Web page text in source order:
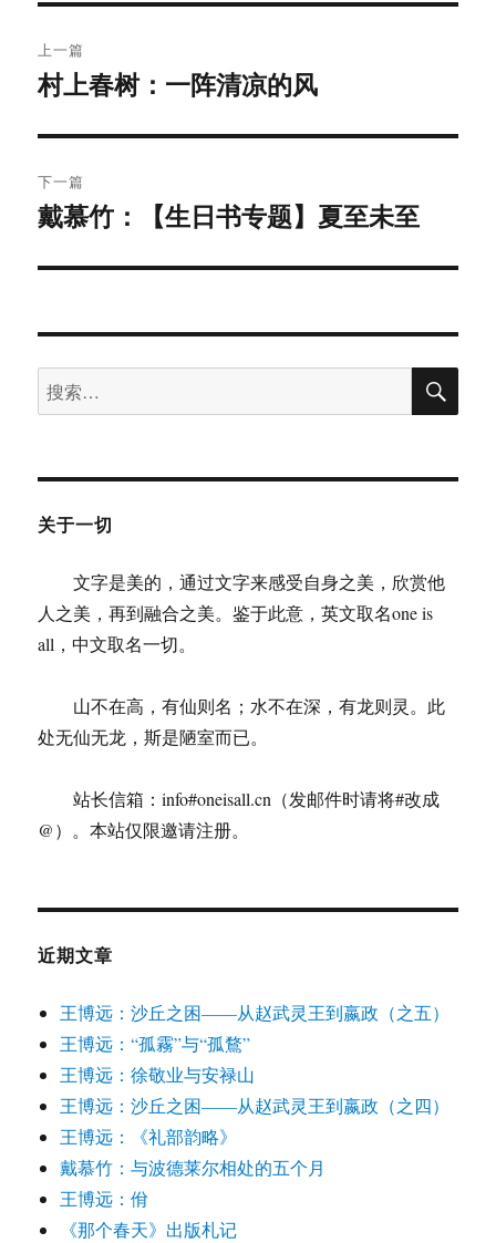
章
航
上一篇
上
文
章：
村上春树：一阵清凉的风
下一篇
下
文
戴慕竹：【生日书专题】夏至未至
搜
索：
搜
关于一切
文字是美的，通过文字来感受自身之美，欣赏他
人之美，再到融合之美。鉴于此意，英文取名one is
all，中文取名一切。
山不在高，有仙则名；水不在深，有龙则灵。此
处无仙无龙，斯是陋室而已。
站长信箱：info#oneisall.cn（发邮件时请将#改成
@）。本站仅限邀请注册。
近期文章
王博远：沙丘之困——从赵武灵王到嬴政（之五）
王博远：“孤霧”与“孤鶩”
王博远：徐敬业与安禄山
王博远：沙丘之困——从赵武灵王到嬴政（之四）
王博远：《礼部韵略》
戴慕竹：与波德莱尔相处的五个月
王博远：佾
《那个春天》出版札记